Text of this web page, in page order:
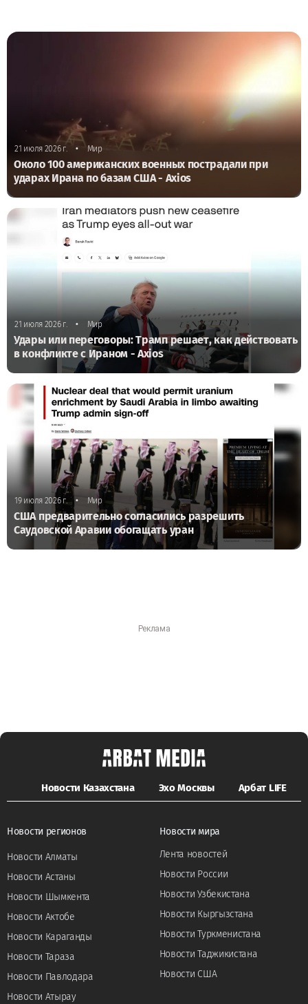
21 июля 2026 г. • Мир
Около 100 американских военных пострадали при
ударах Ирана по базам США - Axios
21 июля 2026 г. • Мир
Удары или переговоры: Трамп решает, как действовать
в конфликте с Ираном - Axios
19 июля 2026 г. • Мир
США предварительно согласились разрешить
Саудовской Аравии обогащать уран
Новости Казахстана Эхо Москвы Арбат LIFE
Новости регионов
Новости Алматы
Новости Астаны
Новости Шымкента
Новости Актобе
Новости Караганды
Новости Тараза
Новости Павлодара
Новости Атырау
Новости мира
Лента новостей
Новости России
Новости Узбекистана
Новости Кыргызстана
Новости Туркменистана
Новости Таджикистана
Новости США